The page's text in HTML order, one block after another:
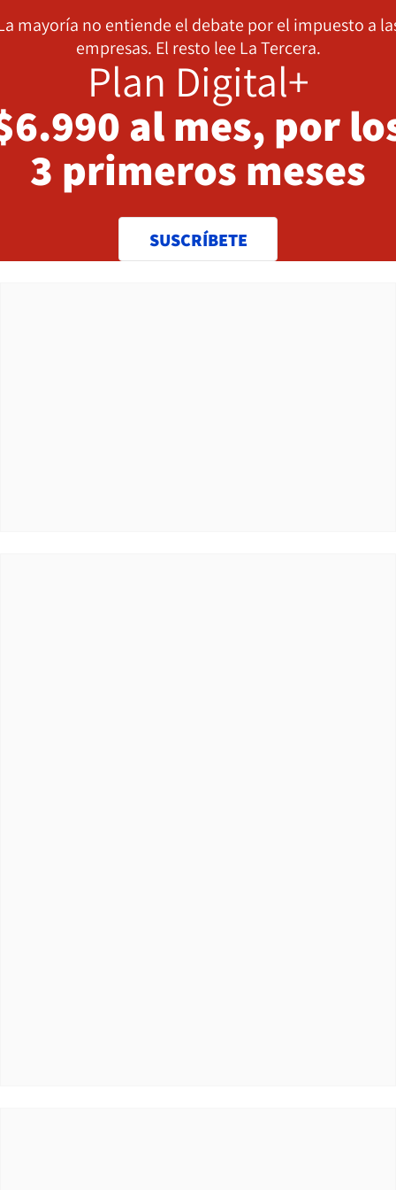
mayoría no entiende el debate por el impuesto a
empresas. El resto lee La Tercera.
Plan Digital+
al mes, por
3 primeros meses
SUSCRÍBETE